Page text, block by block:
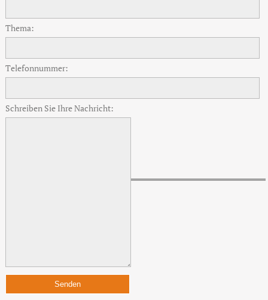
Thema:
Telefonnummer:
Schreiben Sie Ihre Nachricht: